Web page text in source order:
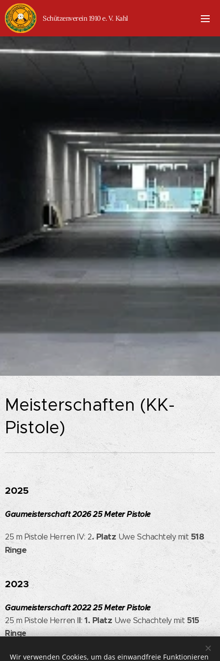
Schützenverein 1910 e. V. Kahl
Meisterschaften (KK-
Pistole)
2025
Gaumeisterschaft 202625 Meter Pistole
25 m Pistole Herren IV: 2. Platz Uwe Schachtely mit 518
Ringe
2023
Gaumeisterschaft 202225 Meter Pistole
25 m Pistole Herren III: 1. Platz Uwe Schachtely mit 515
Ringe
Uwe Schachtely mit
343 Ringe
Wir verwenden Cookies, um das einwandfreie Funktionieren